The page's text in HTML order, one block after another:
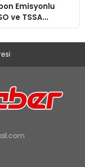
Emisyonlu
ve TSSA